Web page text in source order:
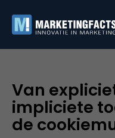
Van
impliciete
de